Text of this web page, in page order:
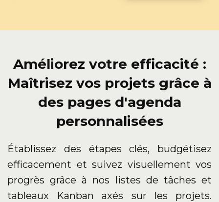
Améliorez votre efficacité :
Maîtrisez vos projets grâce à
des pages d'agenda
personnalisées
Établissez des étapes clés, budgétisez
efficacement et suivez visuellement vos
progrès grâce à nos listes de tâches et
tableaux Kanban axés sur les projets.